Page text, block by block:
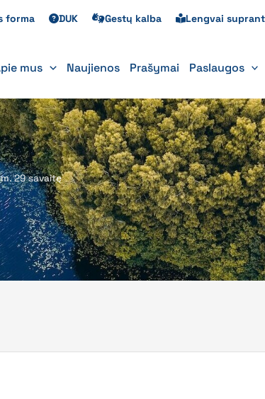
forma DUK Gestų kalba Lengvai
mus Naujienos Prašymai Paslaugos
29 savaitę